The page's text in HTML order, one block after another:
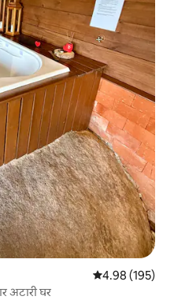
औसत रेटिंग 5 में से
4.98 (195)
अटारी घर